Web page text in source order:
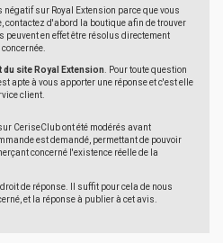
sur Royal Extension parce que vous
contactez d'abord la boutique afin de trouver
peuvent en effet être résolus directement
site Royal Extension . Pour toute question
apte à vous apporter une réponse et c'est elle
client.
CeriseClub ont été modérés avant
est demandé, permettant de pouvoir
concerné l'existence réelle de la
de réponse. Il suffit pour cela de nous
et la réponse à publier à cet avis.